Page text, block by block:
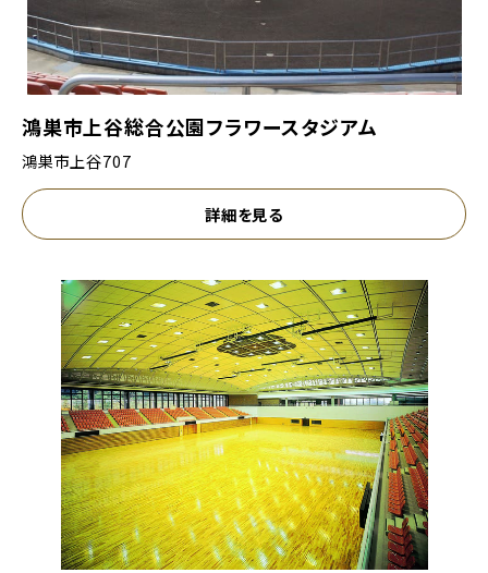
鴻巣市上谷総合公園フラワースタジアム
鴻巣市上谷707
詳細を見る